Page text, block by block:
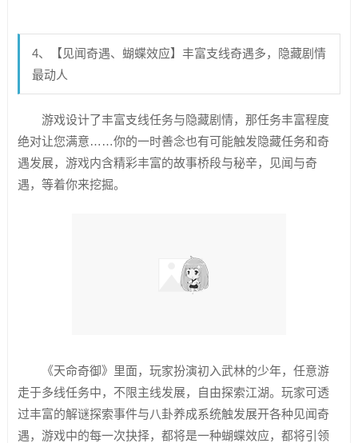
4、【见闻奇遇、蝴蝶效应】丰富支线奇遇多，隐藏剧情
最动人
游戏设计了丰富支线任务与隐藏剧情，那任务丰富程度
绝对让您满意……你的一时善念也有可能触发隐藏任务和奇
遇发展，游戏内含精彩丰富的故事桥段与秘辛，见闻与奇
遇，等着你来挖掘。
《天命奇御》里面，玩家扮演初入武林的少年，任意游
走于多线任务中，不限主线发展，自由探索江湖。玩家可透
过丰富的解谜探索事件与八卦养成系统触发展开各种见闻奇
遇，游戏中的每一次抉择，都将是一种蝴蝶效应，都将引领